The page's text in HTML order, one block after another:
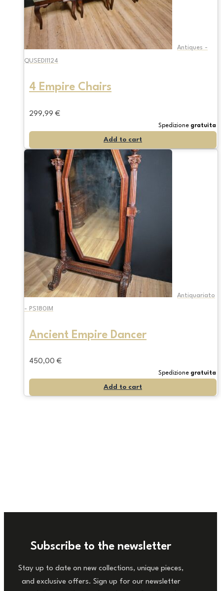
Antiques -
QUSEDI1124
4 Empire Chairs
299,99 €
Spedizione gratuita
Add to cart
Antiquariato
- PS180IM
Ancient Empire Dancer
450,00 €
Spedizione gratuita
Add to cart
Subscribe to the newsletter
Stay up to date on new collections, unique pieces,
and exclusive offers. Sign up for our newsletter